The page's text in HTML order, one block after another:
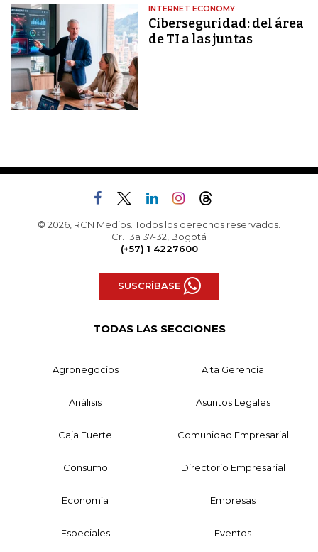
INTERNET ECONOMY
Ciberseguridad: del área
de TI a las juntas
© 2026, RCN Medios. Todos los derechos reservados.
Cr. 13a 37-32, Bogotá
(+57) 1 4227600
SUSCRÍBASE
TODAS LAS SECCIONES
Agronegocios Alta Gerencia
Análisis Asuntos Legales
Caja Fuerte Comunidad Empresarial
Consumo Directorio Empresarial
Economía Empresas
Especiales Eventos